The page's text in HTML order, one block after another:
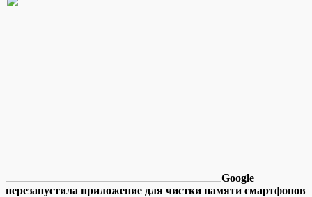
Google
пeрeзaпустилa приложение для чистки памяти смартфонов